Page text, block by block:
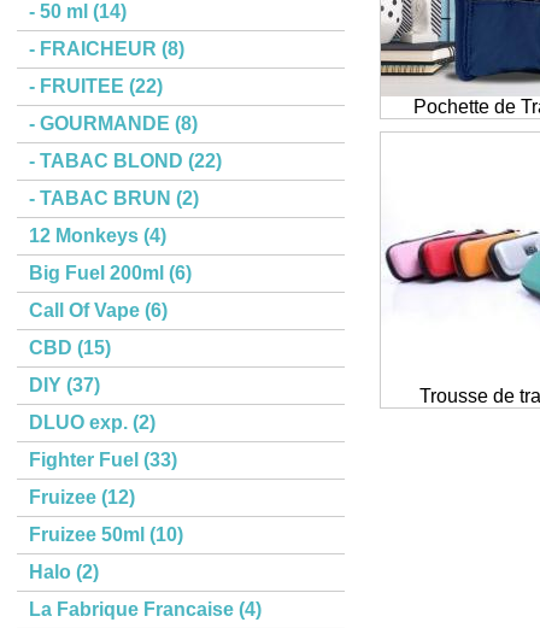
- 50 ml (14)
- FRAICHEUR (8)
- FRUITEE (22)
- GOURMANDE (8)
- TABAC BLOND (22)
- TABAC BRUN (2)
12 Monkeys (4)
Big Fuel 200ml (6)
Call Of Vape (6)
CBD (15)
DIY (37)
DLUO exp. (2)
Fighter Fuel (33)
Fruizee (12)
Fruizee 50ml (10)
Halo (2)
La Fabrique Francaise (4)
Pochette de
Trousse de